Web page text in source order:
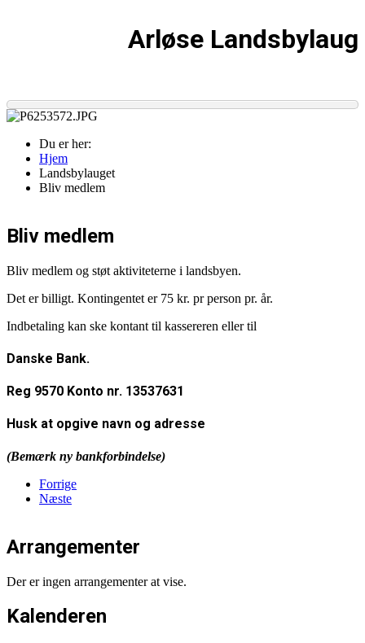
Arløse Landsbylaug
Du er her:
Hjem
Landsbylauget
Bliv medlem
Bliv medlem
Bliv medlem og støt aktiviteterne i landsbyen.
Det er billigt. Kontingentet er 75 kr. pr person pr. år.
Indbetaling kan ske kontant til kassereren eller til
Danske Bank.
Reg 9570 Konto nr. 13537631
Husk at opgive navn og adresse
(Bemærk ny bankforbindelse)
Forrige
Næste
Arrangementer
Der er ingen arrangementer at vise.
Kalenderen